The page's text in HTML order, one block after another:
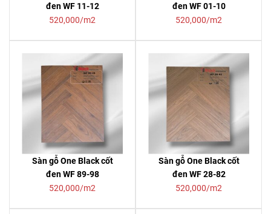
đen WF 11-12
520,000/m2
đen WF 01-10
520,000/m2
Sàn gỗ One Black cốt
đen WF 89-98
520,000/m2
Sàn gỗ One Black cốt
đen WF 28-82
520,000/m2